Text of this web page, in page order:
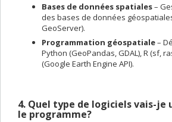
Bases de données spatiales–
des bases de données
GeoServer).
Programmation géospatiale–
Python (GeoPandas, GDAL), R (sf,
(Google Earth Engine API).
4. Quel type de logiciels vais-
le programme?